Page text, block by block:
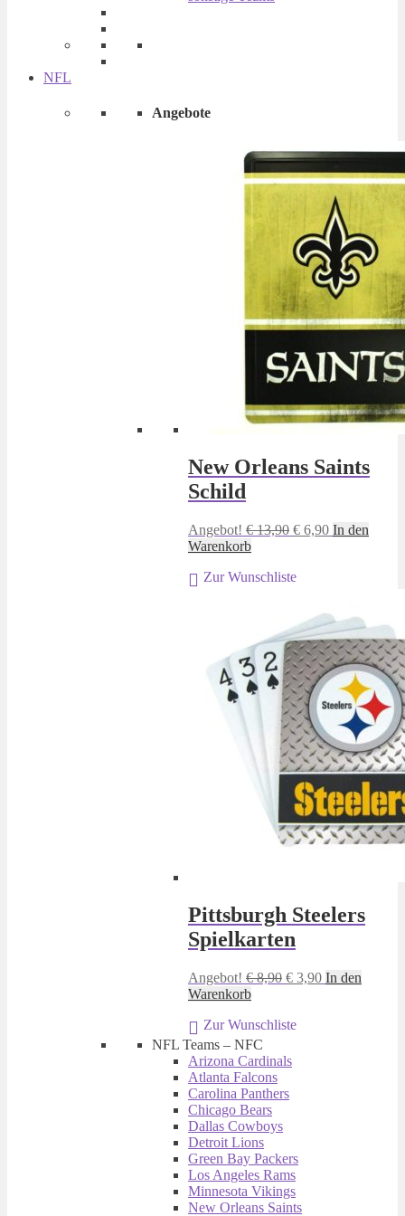
NFL
Angebote
New Orleans Saints
Schild
Angebot! €13,90 Ursprünglicher
€ 13,90
€ 6,90Aktueller
In den
Warenkorb
Zur Wunschliste
Pittsburgh Steelers
Spielkarten
Angebot! €8,90 Ursprünglicher
€ 8,90
€ 3,90Aktueller
In den
Warenkorb
Zur Wunschliste
NFL Teams – NFC
Arizona Cardinals
Atlanta Falcons
Carolina Panthers
Chicago Bears
Dallas Cowboys
Detroit Lions
Green Bay Packers
Los Angeles Rams
Minnesota Vikings
New Orleans Saints